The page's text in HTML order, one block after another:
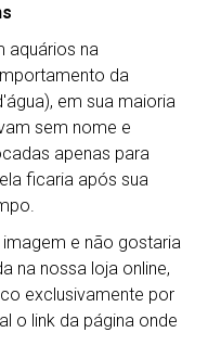
aquários na
da
em sua maioria
sem nome e
apenas para
ficaria após sua
e não gostaria
na nossa loja online,
exclusivamente por
o link da página onde